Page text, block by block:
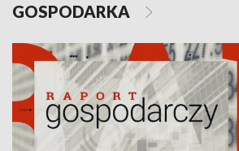
GOSPODARKA